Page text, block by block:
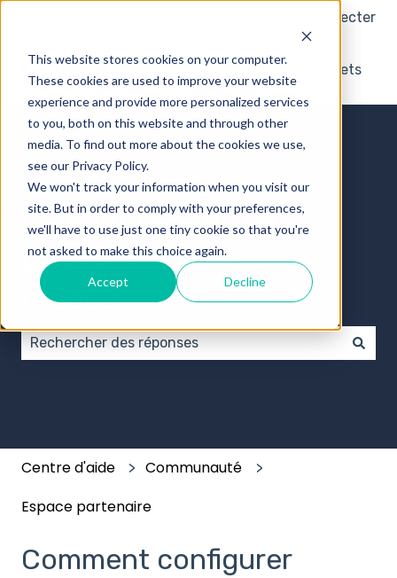
This website stores cookies on your computer.
These cookies are used to improve your website
experience and provide more personalized services
to you, both on this website and through other
media. To find out more about the cookies we use,
see our Privacy Policy.
We won't track your information when you visit our
site. But in order to comply with your preferences,
we'll have to use just one tiny cookie so that you're
not asked to make this choice again.
Accept Decline
Afficher le sous-menu pour les traductions
Se connecter
Knowledge base My tickets
Bonjour ! Comment
pouvons-nous vous
aider ?
Centre d'aide
Communauté
Espace partenaire
Comment configurer